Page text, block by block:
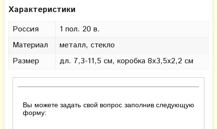
Характеристики
Россия
1 пол. 20 в.
Материал
металл, стекло
Размер
дл. 7,3-11,5 см, коробка 8х3,5х2,2 см
Вы можете задать свой вопрос заполнив следующую
форму: